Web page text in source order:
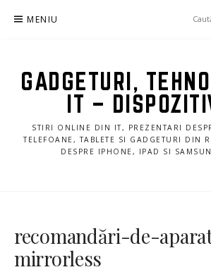
MENIU
GADGETURI,
IT –
STIRI ONLINE DIN IT, PREZENTARI
TELEFOANE, TABLETE SI GADGETURI DIN
DESPRE IPHONE, IPAD SI
recomandări-de-
mirrorless